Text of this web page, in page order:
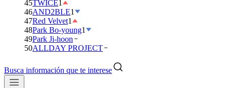
45TWICE1
46AND2BLE1
47Red Velvet1
48Park Bo-young1
49Park Ji-hoon
50ALLDAY PROJECT
Busca información que te interese